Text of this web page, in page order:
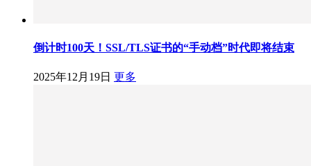
倒计时100天！SSL/TLS证书的“手动档”时代即将结束
2025年12月19日 更多